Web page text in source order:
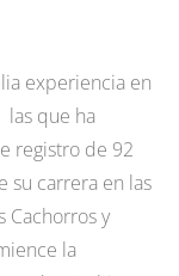
experiencia en
las que ha
registro de 92
su carrera en las
Cachorros y
la